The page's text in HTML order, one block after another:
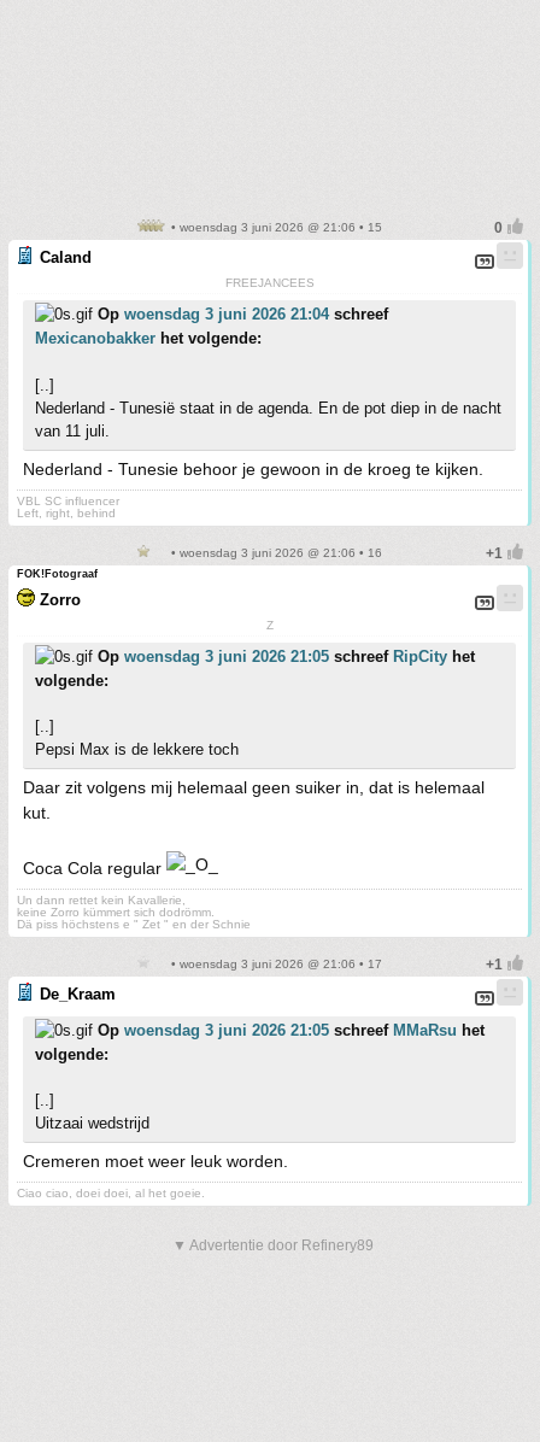
• woensdag 3 juni 2026 @ 21:06 • 15
Caland
FREEJANCEES
Op woensdag 3 juni 2026 21:04schreef
Mexicanobakker het volgende:
[..]
Nederland - Tunesië staat in de agenda. En de pot diep in de nacht
van 11 juli.
Nederland - Tunesie behoor je gewoon in de kroeg te kijken.
VBL SC influencer
Left, right, behind
• woensdag 3 juni 2026 @ 21:06 • 16
FOK!Fotograaf
Zorro
Z
Op woensdag 3 juni 2026 21:05 schreef RipCity het
volgende:
[..]
Pepsi Max is de lekkere toch
Daar zit volgens mij helemaal geen suiker in, dat is helemaal
kut.
Coca Cola regular
Un dann rettet kein Kavallerie,
keine Zorro kümmert sich dodrömm.
Dä piss höchstens e " Zet " en der Schnie
• woensdag 3 juni 2026 @ 21:06 • 17
De_Kraam
Op woensdag 3 juni 2026 21:05 schreef MMaRsu het
volgende:
[..]
Uitzaai wedstrijd
Cremeren moet weer leuk worden.
Ciao ciao, doei doei, al het goeie.
▼ Advertentie door Refinery89